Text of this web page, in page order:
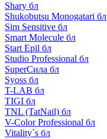
Shary бл
Shukobutsu Monogatari бл
Sim Sensitive бл
Smart Molecule бл
Start Epil бл
Studio Professional бл
SuperСила бл
Syoss бл
T-LAB бл
TIGI бл
TNL (TatNail) бл
V-Color Professional бл
Vitality`s бл